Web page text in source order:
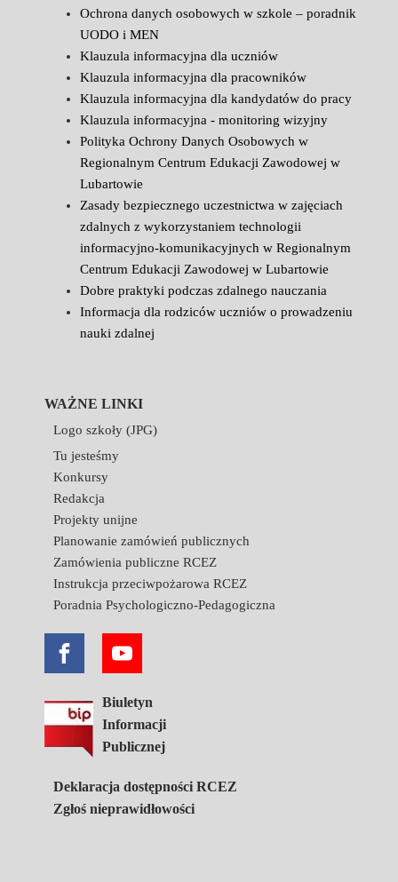
Ochrona danych osobowych w szkole – poradnik
UODO i MEN
Klauzula informacyjna dla uczniów
Klauzula informacyjna dla pracowników
Klauzula informacyjna dla kandydatów do pracy
Klauzula informacyjna - monitoring wizyjny
Polityka Ochrony Danych Osobowych w
Regionalnym Centrum Edukacji Zawodowej w
Lubartowie
Zasady bezpiecznego uczestnictwa w zajęciach
zdalnych z wykorzystaniem technologii
informacyjno-komunikacyjnych w Regionalnym
Centrum Edukacji Zawodowej w Lubartowie
Dobre praktyki podczas zdalnego nauczania
Informacja dla rodziców uczniów o prowadzeniu
nauki zdalnej
WAŻNE LINKI
Logo szkoły (JPG)
Tu jesteśmy
Konkursy
Redakcja
Projekty unijne
Planowanie zamówień publicznych
Zamówienia publiczne RCEZ
Instrukcja przeciwpożarowa RCEZ
Poradnia Psychologiczno-Pedagogiczna
Biuletyn
Informacji
Publicznej
Deklaracja dostępności RCEZ
Zgłoś nieprawidłowości